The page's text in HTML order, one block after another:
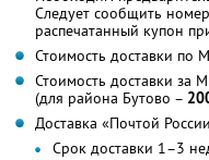
Следует сообщить
распечатанный купон
Стоимость доставки по
Стоимость доставки за
(для района Бутово –
Доставка «Почтой
Срок доставки 1–3